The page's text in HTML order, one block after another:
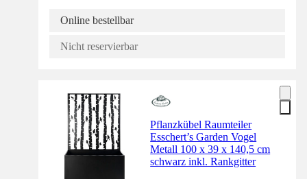
Online bestellbar
Nicht reservierbar
Pflanzkübel Raumteiler
Esschert’s Garden Vogel
Metall 100 x 39 x 140,5 cm
schwarz inkl. Rankgitter